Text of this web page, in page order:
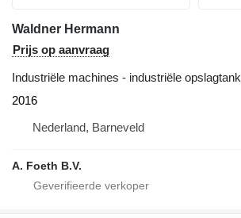
Waldner Hermann
Prijs op aanvraag
Industriële machines - industriële opslagtank
2016
Nederland, Barneveld
A. Foeth B.V.